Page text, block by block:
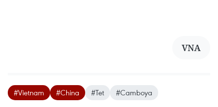
VNA
#Vietnam #China #Tet #Camboya